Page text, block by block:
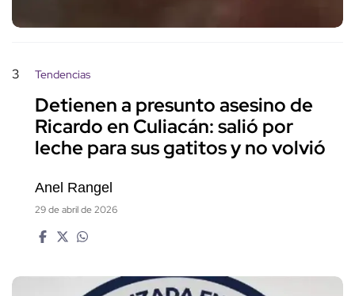
3 Tendencias
Detienen a presunto asesino de
Ricardo en Culiacán: salió por
leche para sus gatitos y no volvió
Anel Rangel
29 de abril de 2026